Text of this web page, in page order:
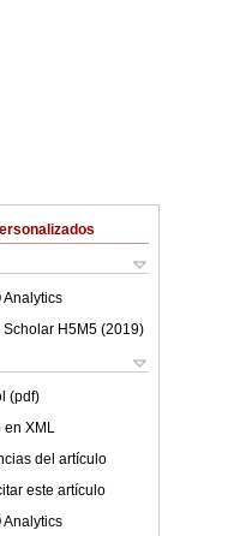
Analytics
Scholar H5M5 (2019)
(pdf)
XML
del artículo
este artículo
Analytics